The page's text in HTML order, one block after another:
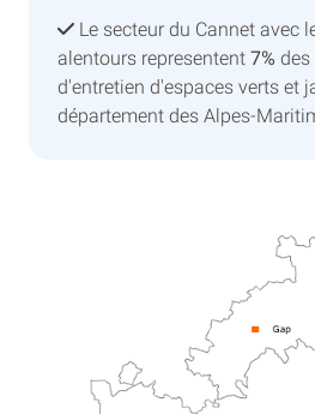
Le secteur du Cannet avec
alentours representent 7% des
d'entretien d'espaces verts et
département des Alpes-